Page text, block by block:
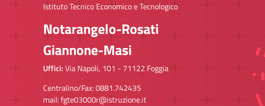
Istituto Tecnico Economico e Tecnologico
Notarangelo-Rosati
Giannone-Masi
Uffici: Via Napoli, 101 - 71122 Foggia
Centralino/Fax: 0881.742435
mail:fgte03000r@istruzione.it